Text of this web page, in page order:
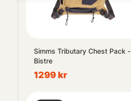
Simms Tributary Chest Pack -
Bistre
1299 kr